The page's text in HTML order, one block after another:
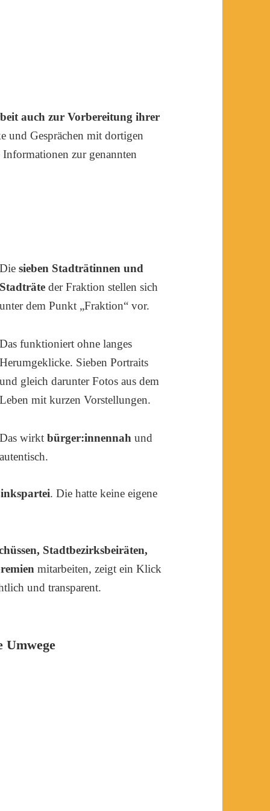
auch zur Vorbereitung ihrer
und Gesprächen mit dortigen
zur genannten
Die sieben Stadträtinnen und
Stadträteder Fraktion stellen sich
unter dem Punkt „Fraktion“ vor.
Das funktioniert ohne langes
Herumgeklicke. Sieben Portraits
und gleich darunter Fotos aus dem
Leben mit kurzen Vorstellungen.
Das wirkt bürger:innennah und
autentisch.
. Die hatte keine eigene
Stadtbezirksbeiräten,
mitarbeiten, zeigt ein Klick
und transparent.
Umwege